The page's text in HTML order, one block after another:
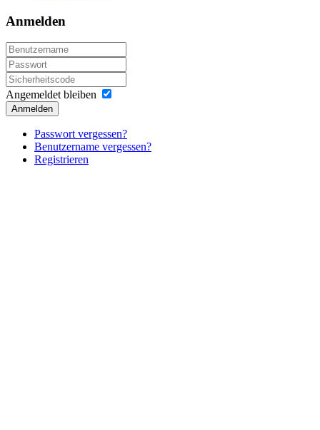
Anmelden
Angemeldet bleiben
Anmelden
Passwort vergessen?
Benutzername vergessen?
Registrieren